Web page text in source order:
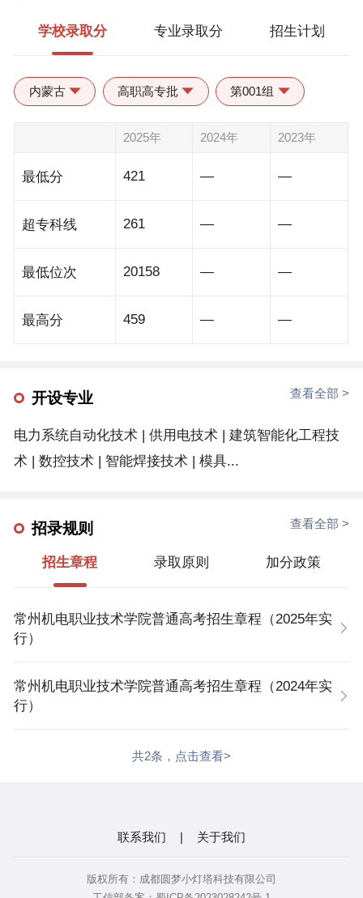
领导，形成“政治引领、上下贯通、纵横联合、执行有
力”的党建工作机制，构建“四维一体、一融双高”党建工
作格局。推进思想政治工作提质增效，聚焦“三全育
人”，统筹推进“十大育人体系”建设，创新“双轮驱动，
四维并进”的工作模式，形成“跨时空、全过程、个性
获评省“强基创优”培育创建单位，1个书记工作室入选常
化“一校一品”学校、全国机械行业“十三五”思想政治工
单位等荣誉称号。教学中心地位突出，人才培养成效显
养全过程”的“三合一、全过程”育训模式，打造人才培养
体”的课程模式，构建了“多元主体、双线运行、三化管
理”的教学质量保障体系。变革课堂学习模式、开展立
学模式，教学改革成果丰硕。构建了“三位一体、三定
品课程4门、省级精品课程11门、国家精品在线开放课
职业教育首批在线精品课程18门、省级课程思政示范课
程2门；“十二五”国家职业教育规划教材31部、国家精品
部、“十四五”职业教育国家规划教材34部；“十三五”江
收。学生先后获国家级职业院校技能大赛一等奖30项，
二等奖23项，三等奖9项；获中国国际“互联网+”大学生
创新创业大赛国赛金奖1项、银奖4项，铜奖3项，“挑战
学校录取分 专业录取分 招生计划
内蒙古 高职高专批 第001组
2025年 2024年 2023年
最低分 421 — —
超专科线 261 — —
最低位次 20158 — —
最高分 459 — —
开设专业 查看全部 >
电力系统自动化技术 | 供用电技术 | 建筑智能化工程技
术 | 数控技术 | 智能焊接技术 | 模具...
招录规则 查看全部 >
招生章程 录取原则 加分政策
常州机电职业技术学院普通高考招生章程（2025年实
行）
常州机电职业技术学院普通高考招生章程（2024年实
行）
共2条，点击查看>
联系我们 | 关于我们
版权所有：成都圆梦小灯塔科技有限公司